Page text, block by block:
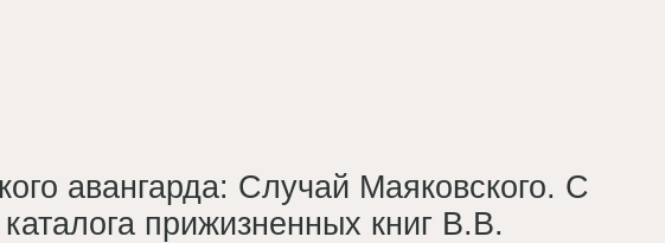
авангарда: Случай Маяковского. С
прижизненных книг В.В.